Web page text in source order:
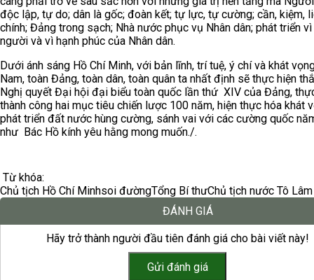
độc lập, tự do; dân là gốc; đoàn kết; tự lực, tự cường; cần, kiệm,
chính; Đảng trong sạch; Nhà nước phục vụ Nhân dân; phát triển
người và vì hạnh phúc của Nhân dân.
Dưới ánh sáng Hồ Chí Minh, với bản lĩnh, trí tuệ, ý chí và khát
Nam, toàn Đảng, toàn dân, toàn quân ta nhất định sẽ thực hiện
Nghị quyết Đại hội đại biểu toàn quốc lần thứ XIV của Đảng,
thành công hai mục tiêu chiến lược 100 năm, hiện thực hóa khát
phát triển đất nước hùng cường, sánh vai với các cường quốc
như Bác Hồ kính yêu hằng mong muốn./.
Từ khóa:
Chủ tịch Hồ Chí Minhsoi đườngTổng Bí thưChủ tịch nước Tô Lâm
ĐÁNH GIÁ
Hãy trở thành người đầu tiên đánh giá cho bài viết này!